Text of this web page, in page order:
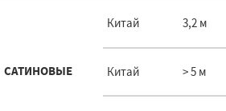
САТИНОВЫЕ
Китай 3,2 м
Китай > 5 м